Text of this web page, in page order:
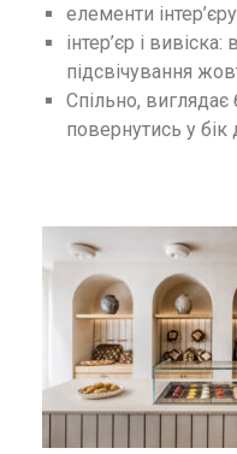
елементи
інтер’єр і
підсвічування
Спільно,
повернутись у